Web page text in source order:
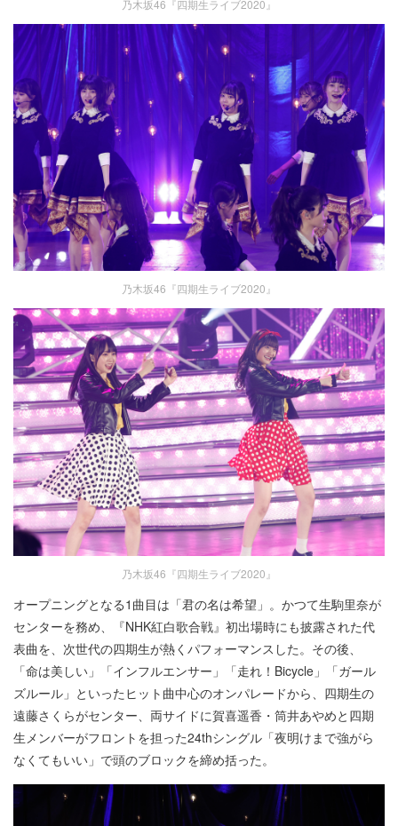
乃木坂46『四期生ライブ2020』
乃木坂46『四期生ライブ2020』
乃木坂46『四期生ライブ2020』
オープニングとなる1曲目は「君の名は希望」。かつて生駒里奈が
センターを務め、『NHK紅白歌合戦』初出場時にも披露された代
表曲を、次世代の四期生が熱くパフォーマンスした。その後、
「命は美しい」「インフルエンサー」「走れ！Bicycle」「ガール
ズルール」といったヒット曲中心のオンパレードから、四期生の
遠藤さくらがセンター、両サイドに賀喜遥香・筒井あやめと四期
生メンバーがフロントを担った24thシングル「夜明けまで強がら
なくてもいい」で頭のブロックを締め括った。